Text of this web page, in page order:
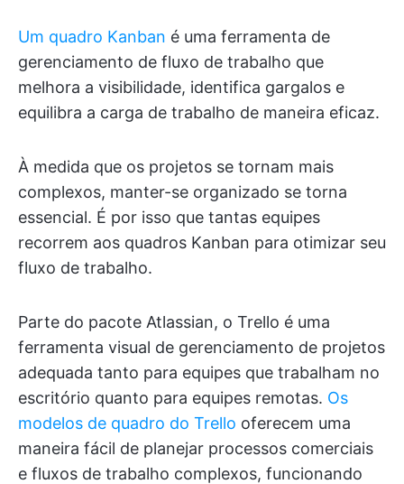
Um quadro Kanban é uma ferramenta de
gerenciamento de fluxo de trabalho que
melhora a visibilidade, identifica gargalos e
equilibra a carga de trabalho de maneira eficaz.
À medida que os projetos se tornam mais
complexos, manter-se organizado se torna
essencial. É por isso que tantas equipes
recorrem aos quadros Kanban para otimizar seu
fluxo de trabalho.
Parte do pacote Atlassian, o Trello é uma
ferramenta visual de gerenciamento de projetos
adequada tanto para equipes que trabalham no
escritório quanto para equipes remotas. Os
modelos de quadro do Trello oferecem uma
maneira fácil de planejar processos comerciais
e fluxos de trabalho complexos, funcionando